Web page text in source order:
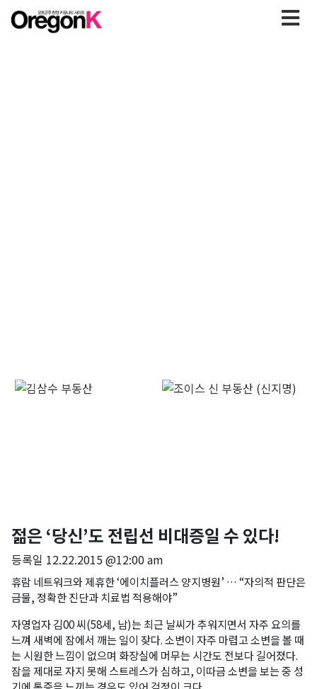
젊은 ‘당신’도 전립선 비대증일 수 있다!
등록일 12.22.2015 @12:00 am
휴람 네트워크와 제휴한 ‘에이치플러스 양지병원’ … “자의적 판단은
금물, 정확한 진단과 치료법 적용해야”
자영업자 김00 씨(58세, 남)는 최근 날씨가 추워지면서 자주 요의를
느껴 새벽에 잠에서 깨는 일이 잦다. 소변이 자주 마렵고 소변을 볼 때
는 시원한 느낌이 없으며 화장실에 머무는 시간도 전보다 길어졌다.
잠을 제대로 자지 못해 스트레스가 심하고, 이따금 소변을 보는 중 성